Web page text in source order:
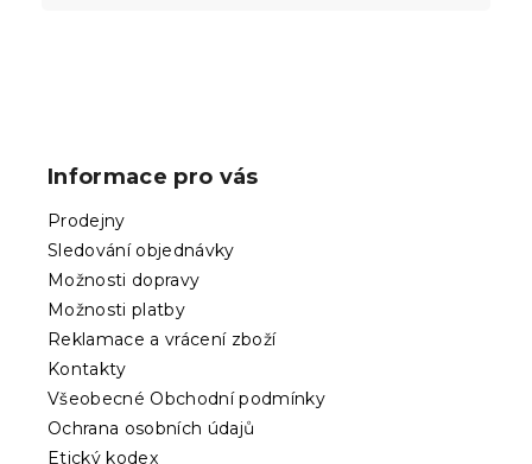
Informace pro vás
Prodejny
Sledování objednávky
Možnosti dopravy
Možnosti platby
Reklamace a vrácení zboží
Kontakty
Všeobecné Obchodní podmínky
Ochrana osobních údajů
Etický kodex